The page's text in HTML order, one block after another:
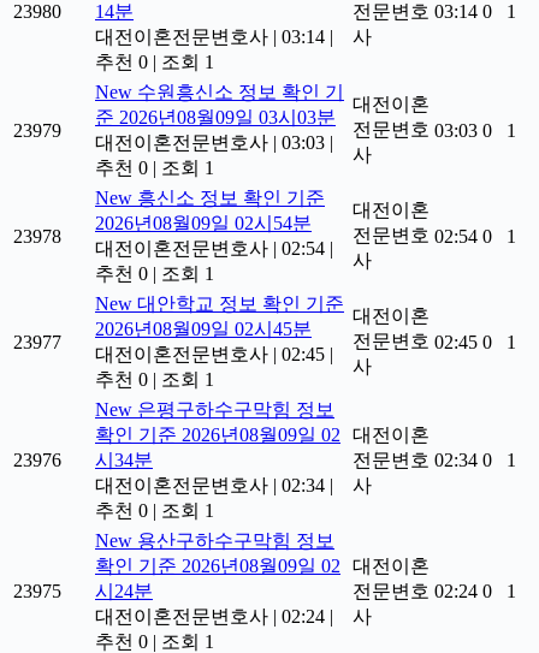
23980
14분
대전이혼전문변호사 | 03:14 |
추천 0 | 조회 1
전문변호
사
03:14 0 1
23979
New 수원흥신소 정보 확인 기
준 2026년08월09일 03시03분
대전이혼전문변호사 | 03:03 |
추천 0 | 조회 1
대전이혼
전문변호
사
03:03 0 1
23978
New 흥신소 정보 확인 기준
2026년08월09일 02시54분
대전이혼전문변호사 | 02:54 |
추천 0 | 조회 1
대전이혼
전문변호
사
02:54 0 1
23977
New 대안학교 정보 확인 기준
2026년08월09일 02시45분
대전이혼전문변호사 | 02:45 |
추천 0 | 조회 1
대전이혼
전문변호
사
02:45 0 1
23976
New 은평구하수구막힘 정보
확인 기준 2026년08월09일 02
시34분
대전이혼전문변호사 | 02:34 |
추천 0 | 조회 1
대전이혼
전문변호
사
02:34 0 1
23975
New 용산구하수구막힘 정보
확인 기준 2026년08월09일 02
시24분
대전이혼전문변호사 | 02:24 |
추천 0 | 조회 1
대전이혼
전문변호
사
02:24 0 1